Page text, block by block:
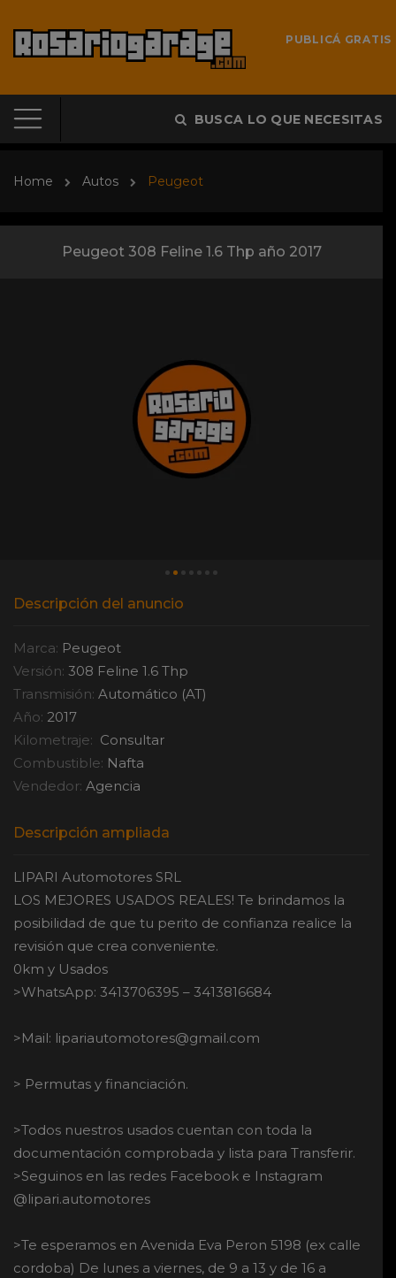
PUBLICÁ GRATIS
BUSCA LO QUE NECESITAS
Home Autos Peugeot
Peugeot 308 Feline 1.6 Thp año 2017
Descripción del anuncio
Marca: Peugeot
Versión: 308 Feline 1.6 Thp
Transmisión: Automático (AT)
Año: 2017
Kilometraje: Consultar
Combustible: Nafta
Vendedor: Agencia
Descripción ampliada
LIPARI Automotores SRL
LOS MEJORES USADOS REALES! Te brindamos la
posibilidad de que tu perito de confianza realice la
revisión que crea conveniente.
0km y Usados
>WhatsApp: 3413706395 – 3413816684
>Mail: lipariautomotores@gmail.com
> Permutas y financiación.
>Todos nuestros usados cuentan con toda la
documentación comprobada y lista para Transferir.
>Seguinos en las redes Facebook e Instagram
@lipari.automotores
>Te esperamos en Avenida Eva Peron 5198 (ex calle
cordoba) De lunes a viernes, de 9 a 13 y de 16 a